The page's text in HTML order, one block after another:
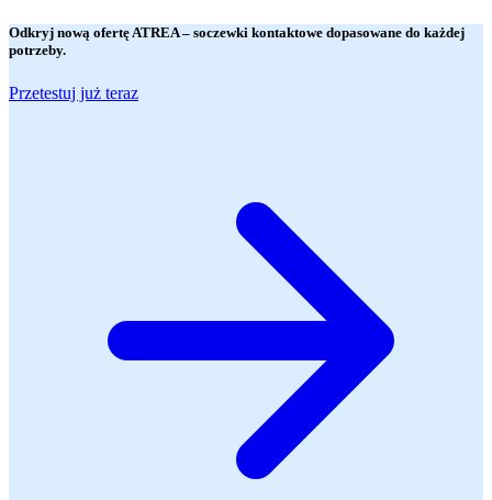
Odkryj nową ofertęATREA– soczewki kontaktowe dopasowane do każdej
potrzeby.
Przetestuj już teraz